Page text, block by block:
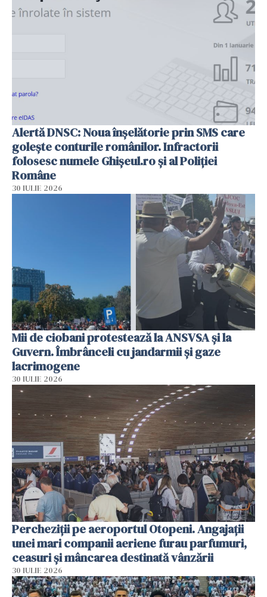
Alertă DNSC: Noua înșelătorie prin SMS care
golește conturile românilor. Infractorii
folosesc numele Ghișeul.ro și al Poliției
Române
30 IULIE 2026
Mii de ciobani protestează la ANSVSA și la
Guvern. Îmbrânceli cu jandarmii și gaze
lacrimogene
30 IULIE 2026
Percheziții pe aeroportul Otopeni. Angajații
unei mari companii aeriene furau parfumuri,
ceasuri și mâncarea destinată vânzării
30 IULIE 2026